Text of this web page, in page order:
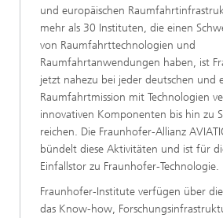
und europäischen
mehr als 30 Instituten, die einen
von Raumfahrttechnologien und
Raumfahrtanwendungen haben, ist
jetzt nahezu bei jeder deutschen und
Raumfahrtmission mit Technologien
innovativen Komponenten bis hin zu
reichen. Die Fraunhofer-Allianz
bündelt diese Aktivitäten und ist für
Einfallstor zu Fraunhofer-Technologie.
Fraunhofer-Institute verfügen über
das Know-how,